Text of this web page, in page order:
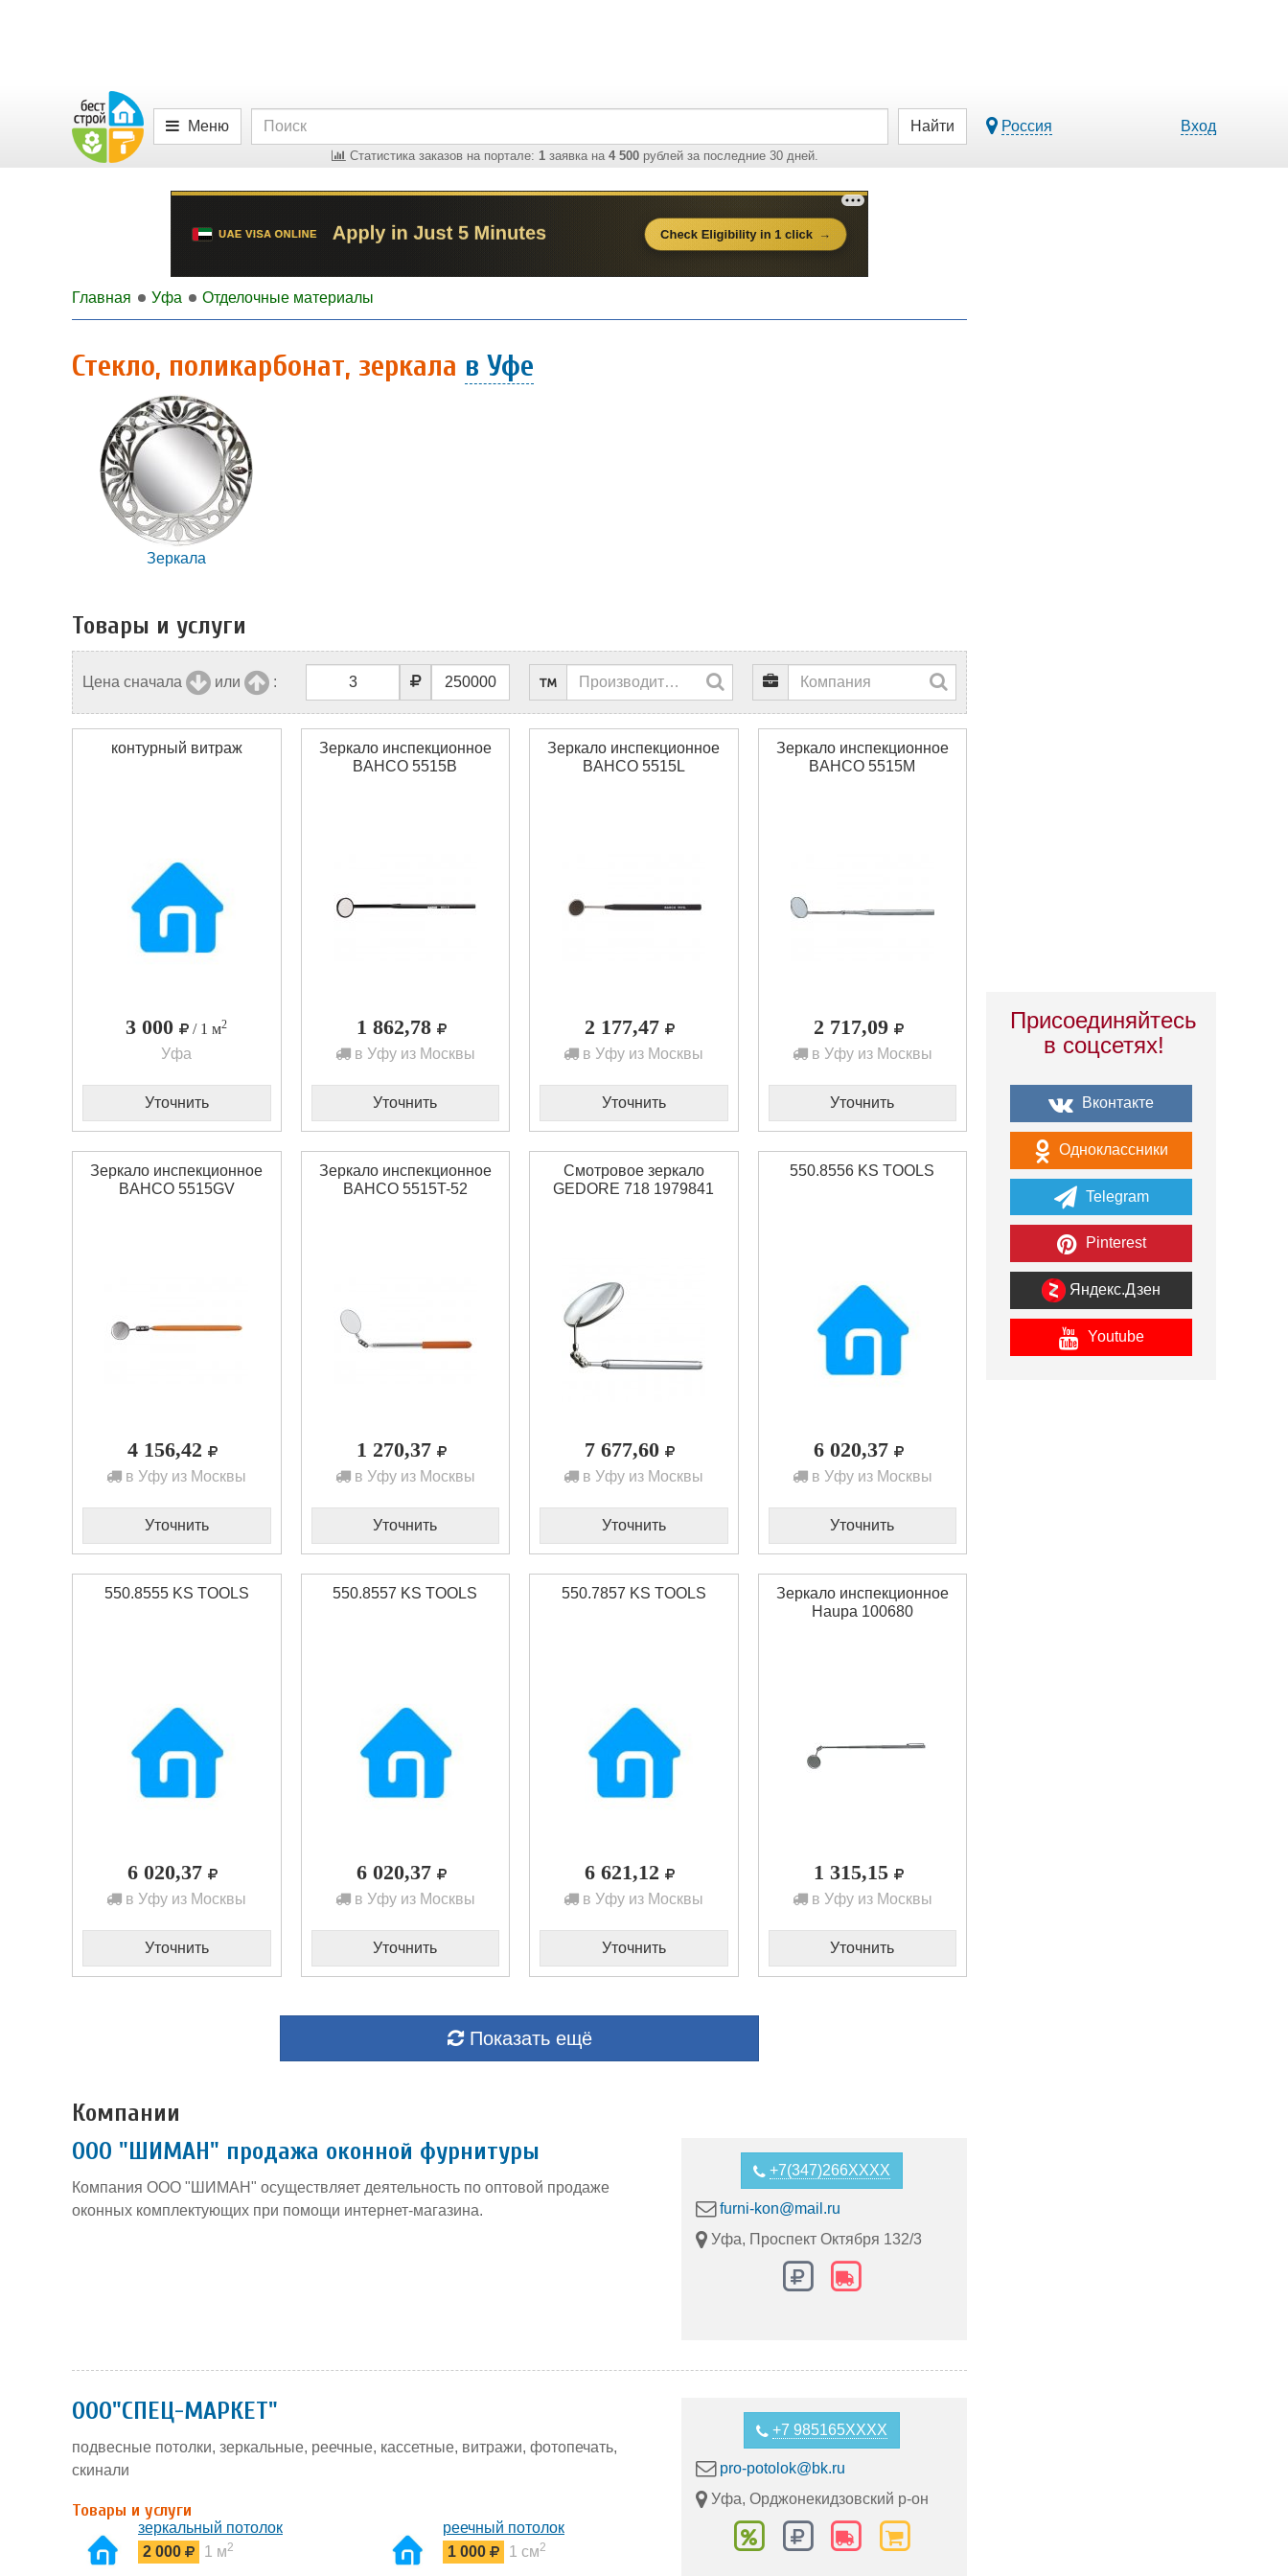
Меню
Статистика заказов на портале: 1заявка на 4 500рублей за последние 30 дней.
Найти Россия Вход
Главная Уфа Отделочные материалы
Стекло, поликарбонат, зеркала в Уфе
Зеркала
Товары и услуги
Цена сначала или :
контурный витраж
3 000 / 1 м2
Уфа
Уточнить
Зеркало инспекционное
BAHCO 5515B
1 862,78
в Уфу из Москвы
Уточнить
Зеркало инспекционное
BAHCO 5515L
2 177,47
в Уфу из Москвы
Уточнить
Зеркало инспекционное
BAHCO 5515M
2 717,09
в Уфу из Москвы
Уточнить
Зеркало инспекционное
BAHCO 5515GV
4 156,42
в Уфу из Москвы
Уточнить
Зеркало инспекционное
BAHCO 5515T-52
1 270,37
в Уфу из Москвы
Уточнить
Смотровое зеркало
GEDORE 718 1979841
7 677,60
в Уфу из Москвы
Уточнить
550.8556 KS TOOLS
6 020,37
в Уфу из Москвы
Уточнить
550.8555 KS TOOLS
6 020,37
в Уфу из Москвы
Уточнить
550.8557 KS TOOLS
6 020,37
в Уфу из Москвы
Уточнить
550.7857 KS TOOLS
6 621,12
в Уфу из Москвы
Уточнить
Зеркало инспекционное
Haupa 100680
1 315,15
в Уфу из Москвы
Уточнить
Показать ещё
Компании
ООО "ШИМАН" продажа оконной фурнитуры
Компания ООО "ШИМАН" осуществляет деятельность по оптовой продаже
оконных комплектующих при помощи интернет-магазина.
+7(347)266XXXX
furni-kon@mail.ru
Уфа, Проспект Октября 132/3
OOO"СПЕЦ-МАРКЕТ"
подвесные потолки, зеркальные, реечные, кассетные, витражи, фотопечать,
скинали
Товары и услуги
зеркальный потолок
2 000
1 м2
реечный потолок
1 000
1 см2
+7 985165XXXX
pro-potolok@bk.ru
Уфа, Орджонекидзовский р-он
Присоединяйтесь
в соцсетях!
Вконтакте
Одноклассники
Telegram
Pinterest
Яндекс.Дзен
Youtube